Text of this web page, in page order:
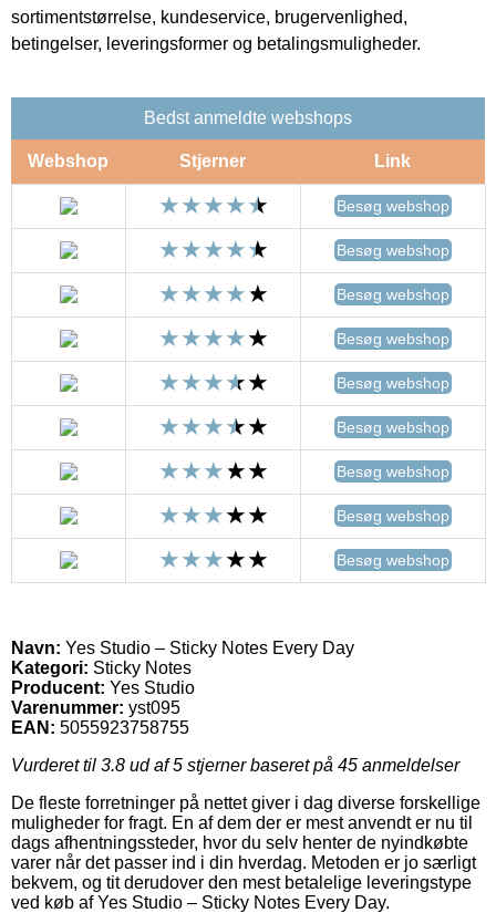
sortimentstørrelse, kundeservice, brugervenlighed,
betingelser, leveringsformer og betalingsmuligheder.
Bedst anmeldte webshops
Webshop Stjerner Link
Besøg webshop
Besøg webshop
Besøg webshop
Besøg webshop
Besøg webshop
Besøg webshop
Besøg webshop
Besøg webshop
Besøg webshop
Navn: Yes Studio – Sticky Notes Every Day
Kategori: Sticky Notes
Producent: Yes Studio
Varenummer: yst095
EAN: 5055923758755
Vurderet til 3.8 ud af 5 stjerner baseret på 45 anmeldelser
De fleste forretninger på nettet giver i dag diverse forskellige
muligheder for fragt. En af dem der er mest anvendt er nu til
dags afhentningssteder, hvor du selv henter de nyindkøbte
varer når det passer ind i din hverdag. Metoden er jo særligt
bekvem, og tit derudover den mest betalelige leveringstype
ved køb af Yes Studio – Sticky Notes Every Day.